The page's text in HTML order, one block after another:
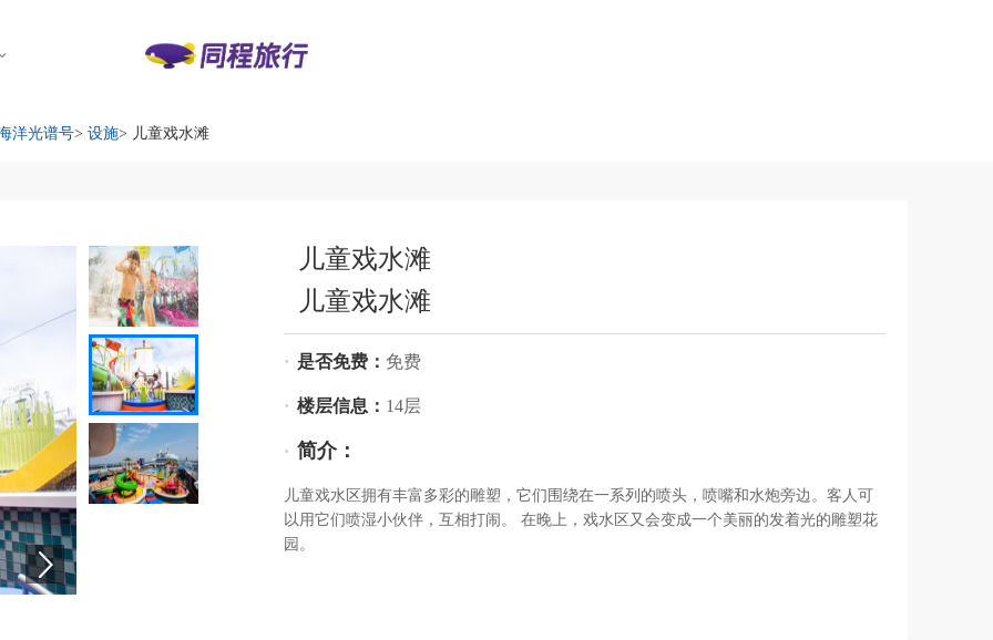
洋光谱号> 设施> 儿童戏水滩
儿童戏水滩
儿童戏水滩
· 是否免费： 免费
· 楼层信息： 14层
· 简介：
儿童戏水区拥有丰富多彩的雕塑，它们围绕在一系列的喷头，喷嘴和水炮旁边。客人可
以用它们喷湿小伙伴，互相打闹。 在晚上，戏水区又会变成一个美丽的发着光的雕塑花
园。